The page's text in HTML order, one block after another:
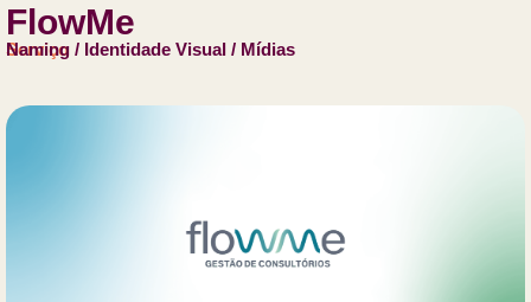
FlowMe
Serviço
Naming / Identidade Visual / Mídias